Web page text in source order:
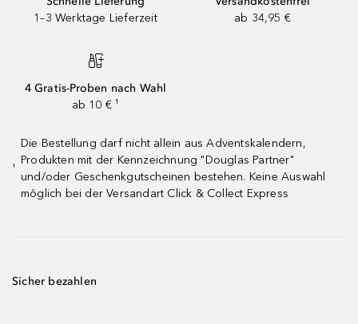
1–3 Werktage Lieferzeit
ab 34,95 €
4 Gratis-Proben nach Wahl
ab 10 € ¹
¹
Die Bestellung darf nicht allein aus Adventskalendern,
Produkten mit der Kennzeichnung "Douglas Partner"
und/oder Geschenkgutscheinen bestehen. Keine Auswahl
möglich bei der Versandart Click & Collect Express
Sicher bezahlen